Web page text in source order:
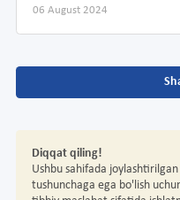
06 August 2024
Diqqat qiling!
Ushbu sahifada
tushunchaga ega bo'lish